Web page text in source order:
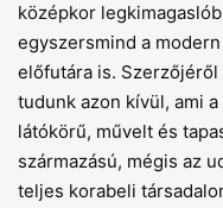
középkor
egyszersmind a
előfutára is.
tudunk azon kívül, ami
látókörű, művelt és
származású, mégis az
teljes korabeli